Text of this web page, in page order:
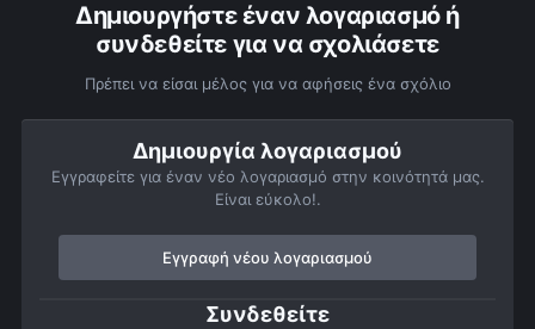
Δημιουργήστε έναν λογαριασμό ή
συνδεθείτε για να σχολιάσετε
Πρέπει να είσαι μέλος για να αφήσεις ένα σχόλιο
Δημιουργία λογαριασμού
Εγγραφείτε για έναν νέο λογαριασμό στην κοινότητά μας.
Είναι εύκολο!.
Εγγραφή νέου λογαριασμού
Συνδεθείτε